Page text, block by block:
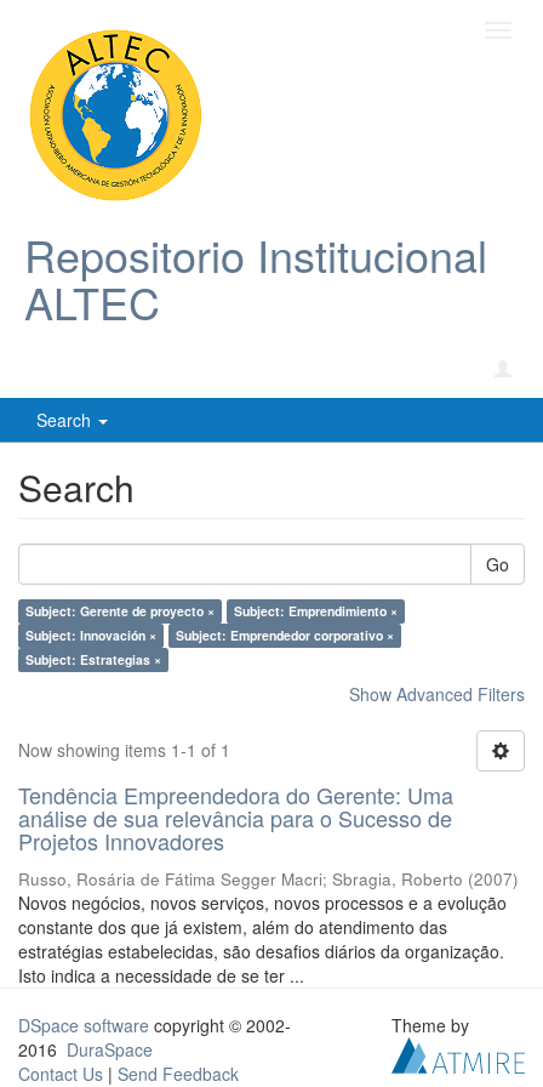
Repositorio Institucional
ALTEC
Search
Search
Go
Subject: Gerente de proyecto ×
Subject: Emprendimiento ×
Subject: Innovación ×
Subject: Emprendedor corporativo ×
Subject: Estrategias ×
Show Advanced Filters
Now showing items 1-1 of 1
Tendência Empreendedora do Gerente: Uma
análise de sua relevância para o Sucesso de
Projetos Innovadores
Russo, Rosária de Fátima Segger Macri; Sbragia, Roberto (2007)
Novos negócios, novos serviços, novos processos e a evolução
constante dos que já existem, além do atendimento das
estratégias estabelecidas, são desafios diários da organização.
Isto indica a necessidade de se ter ...
DSpace software copyright © 2002-
2016 DuraSpace
Contact Us | Send Feedback
Theme by